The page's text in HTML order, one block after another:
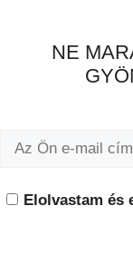
NE
Elolvastam és